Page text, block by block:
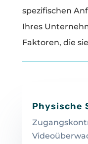
spezifischen
Ihres
Faktoren, die
Physische